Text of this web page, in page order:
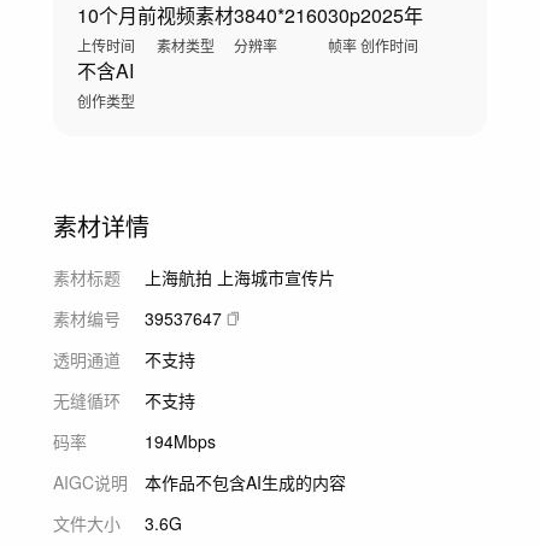
10个月前
上传时间
视频素材
素材类型
3840*2160
分辨率
30p
帧率
2025年
创作时间
不含AI
创作类型
素材详情
素材标题
上海航拍 上海城市宣传片
素材编号
39537647
透明通道
不支持
无缝循环
不支持
码率
194Mbps
AIGC说明
本作品不包含AI生成的内容
文件大小
3.6G